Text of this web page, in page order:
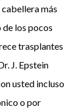
más
los pocos
trasplantes
J. Epstein
usted incluso
o por